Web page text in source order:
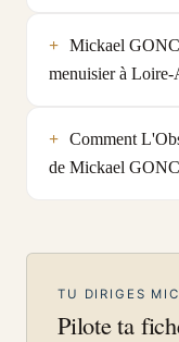
Mickael
menuisier à
Comment
de Mickael
TU DIRIGES
Pilote ta